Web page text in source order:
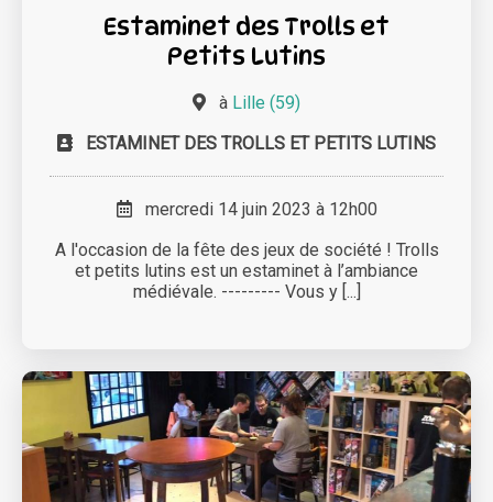
Estaminet des Trolls et
Petits Lutins
à Lille (59)
ESTAMINET DES TROLLS ET PETITS LUTINS
mercredi 14 juin 2023 à 12h00
A l'occasion de la fête des jeux de société ! Trolls
et petits lutins est un estaminet à l’ambiance
médiévale. --------- Vous y [...]